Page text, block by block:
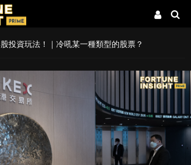
投資玩法！｜冷吼某一種類型的股票？